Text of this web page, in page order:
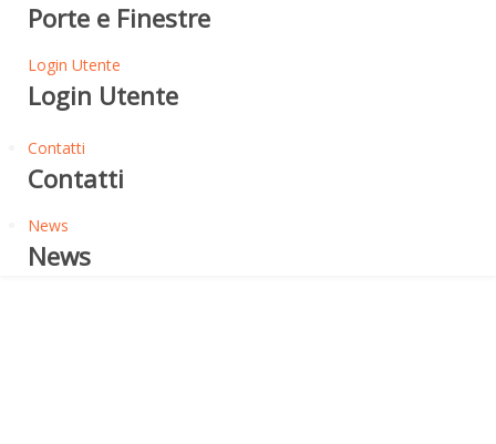
Porte e Finestre
Login Utente
Login Utente
Contatti
Contatti
News
News